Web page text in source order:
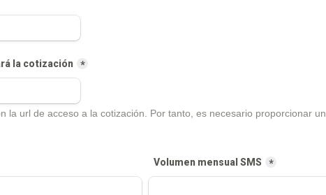
la cotización *
la url de acceso a la cotización. Por tanto, es necesario proporcionar un
Volumen mensual SMS
*